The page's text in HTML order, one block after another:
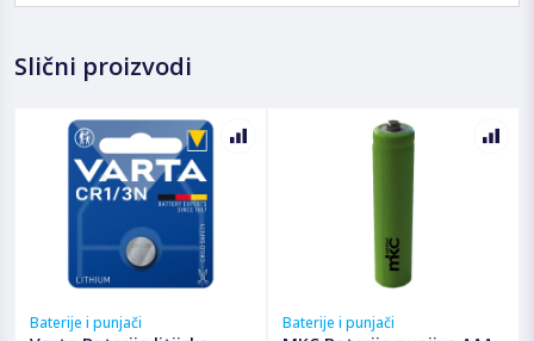
Slični proizvodi
Baterije i punjači Baterije i punjači